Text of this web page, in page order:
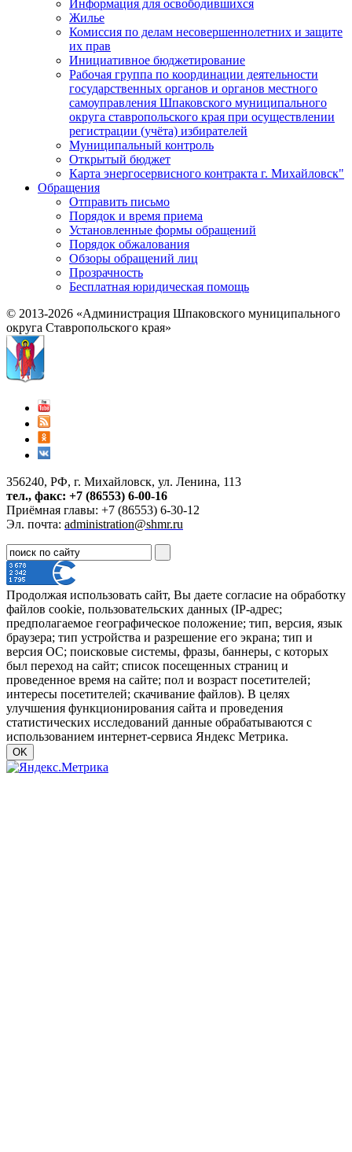
Информация для освободившихся
Жилье
Комиссия по делам несовершеннолетних и защите
их прав
Инициативное бюджетирование
Рабочая группа по координации деятельности
государственных органов и органов местного
самоуправления Шпаковского муниципального
округа ставропольского края при осуществлении
регистрации (учёта) избирателей
Муниципальный контроль
Открытый бюджет
Карта энергосервисного контракта г. Михайловск"
Обращения
Отправить письмо
Порядок и время приема
Установленные формы обращений
Порядок обжалования
Обзоры обращений лиц
Прозрачность
Бесплатная юридическая помощь
© 2013-2026 «Администрация Шпаковского муниципального
округа Ставропольского края»
356240, РФ, г. Михайловск, ул. Ленина, 113
тел., факс: +7 (86553) 6-00-16
Приёмная главы: +7 (86553) 6-30-12
Эл. почта: administration@shmr.ru
Продолжая использовать сайт, Вы даете согласие на обработку
файлов cookie, пользовательских данных (IP-адрес;
предполагаемое географическое положение; тип, версия, язык
браузера; тип устройства и разрешение его экрана; тип и
версия ОС; поисковые системы, фразы, баннеры, с которых
был переход на сайт; список посещенных страниц и
проведенное время на сайте; пол и возраст посетителей;
интересы посетителей; скачивание файлов). В целях
улучшения функционирования сайта и проведения
статистических исследований данные обрабатываются с
использованием интернет-сервиса Яндекс Метрика.
OK